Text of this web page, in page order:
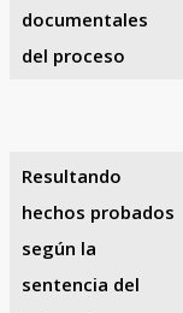
documentales
del proceso
Resultando
hechos probados
según la
sentencia del